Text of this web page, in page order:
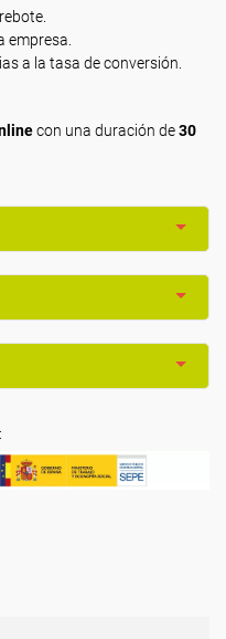
empresa.
a la tasa de conversión.
con una duración de30